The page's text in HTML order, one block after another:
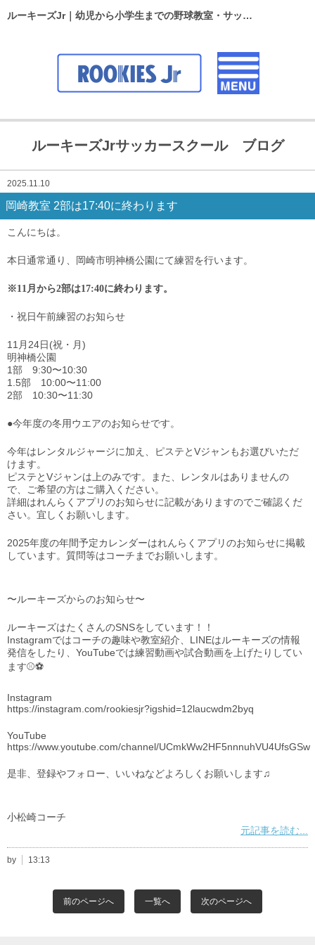
ルーキーズJr｜幼児から小学生までの野球教室・サッカースクール
ルーキーズJrサッカースクール ブログ
2025.11.10
岡崎教室 2部は17:40に終わります
こんにちは。
本日通常通り、岡崎市明神橋公園にて練習を行います。
※11月から2部は17:40に終わります。
・祝日午前練習のお知らせ
11月24日(祝・月)
明神橋公園
1部 9:30〜10:30
1.5部 10:00〜11:00
2部 10:30〜11:30
●今年度の冬用ウエアのお知らせです。
今年はレンタルジャージに加え、ピステとVジャンもお選びいただ
けます。
ピステとVジャンは上のみです。また、レンタルはありませんの
で、ご希望の方はご購入ください。
詳細はれんらくアプリのお知らせに記載がありますのでご確認くだ
さい。宜しくお願いします。
2025年度の年間予定カレンダーはれんらくアプリのお知らせに掲載
しています。質問等はコーチまでお願いします。
〜ルーキーズからのお知らせ〜
ルーキーズはたくさんのSNSをしています！！
Instagramではコーチの趣味や教室紹介、LINEはルーキーズの情報
発信をしたり、YouTubeでは練習動画や試合動画を上げたりしてい
ます⚾️⚽️
Instagram
https://instagram.com/rookiesjr?igshid=12laucwdm2byq
YouTube
https://www.youtube.com/channel/UCmkWw2HF5nnnuhVU4UfsGSw
是非、登録やフォロー、いいねなどよろしくお願いします♫
小松崎コーチ
元記事を読む...
by 13:13
前のページへ 一覧へ 次のページへ